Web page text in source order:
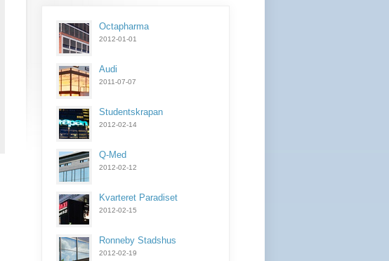
Octapharma
2012-01-01
Audi
2011-07-07
Studentskrapan
2012-02-14
Q-Med
2012-02-12
Kvarteret Paradiset
2012-02-15
Ronneby Stadshus
2012-02-19